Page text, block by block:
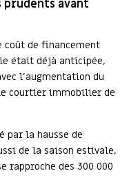
prudents avant
coût de financement
était déjà anticipée,
l’augmentation du
courtier immobilier de
par la hausse de
de la saison estivale,
rapproche des 300 000